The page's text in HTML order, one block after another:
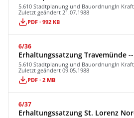
5.610 Stadtplanung und BauordnungIn
Zuletzt geändert 21.07.1988
PDF · 992 KB
6/36
Erhaltungssatzung Travemünde
5.610 Stadtplanung und BauordnungIn
Zuletzt geändert 09.05.1988
PDF · 2 MB
6/37
Erhaltungssatzung St. Lorenz